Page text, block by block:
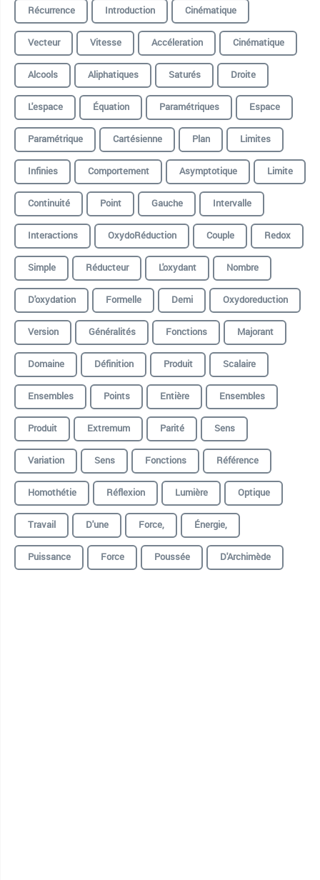
Récurrence
Introduction
Cinématique
Vecteur
Vitesse Accéleration
Cinématique
Alcools
Aliphatiques Saturés
Droite
L'espace
Équation Paramétriques
Espace
Paramétrique
Cartésienne Plan
Limites
Infinies
Comportement Asymptotique
Limite
Continuité
Point Gauche
Intervalle
Interactions
OxydoRéduction Couple
Redox
Simple
Réducteur L'oxydant
Nombre
D'oxydation
Formelle Demi
Oxydoreduction
Version
Généralités Fonctions
Majorant
Domaine
Définition Produit
Scalaire
Ensembles
Points Entière
Ensembles
Produit
Extremum Parité
Sens
Variation
Sens Fonctions
Référence
Homothétie
Réflexion Lumière
Optique
Travail
D'une Force,
Énergie,
Puissance
Force Poussée D'Archimède